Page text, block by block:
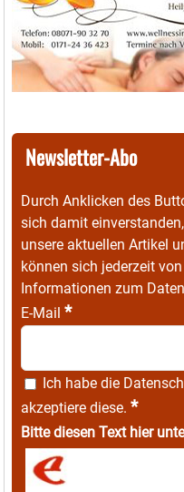
Newsletter-Abo
Durch Anklicken des
sich damit
unsere aktuellen Artikel
können sich jederzeit
Informationen zum
E-Mail *
Ich habe die
akzeptiere diese. *
Bitte diesen Text hier